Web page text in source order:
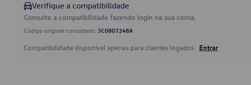
Verifique a compatibilidade
Consulte a compatibilidade fazendo login na sua conta.
Código original consultado: 3C0807248A
Compatibilidade disponível apenas para clientes logados. Entrar